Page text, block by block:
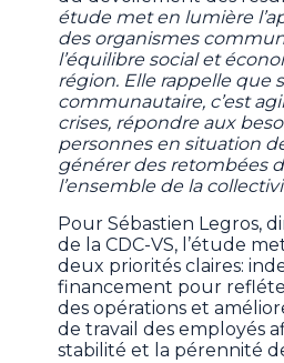
étude met en lumière
des organismes
l’équilibre social et
région. Elle rappelle que
communautaire, c’est
crises, répondre aux
personnes en situation
générer des retombées
l’ensemble de la
Pour Sébastien Legros,
de la CDC-VS, l’étude
deux priorités claires:
financement pour
des opérations et
de travail des employés
stabilité et la pérennité